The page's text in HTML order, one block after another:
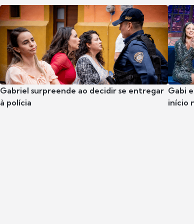
Gabriel surpreende ao decidir se entregar
à polícia
Gabi
início